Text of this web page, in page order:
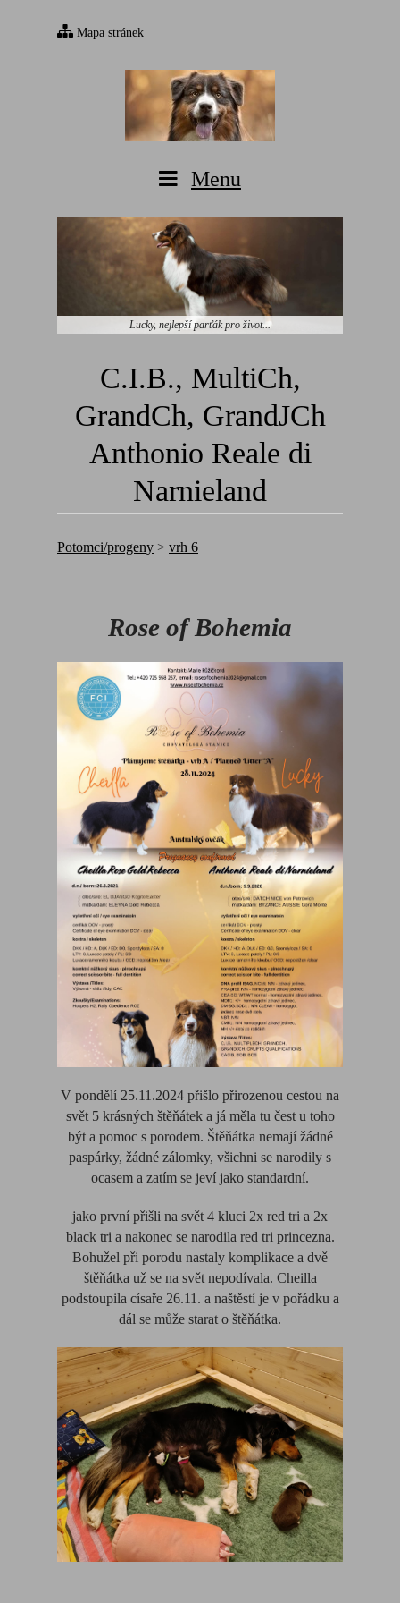
Mapa stránek
Menu
Lucky, nejlepší parťák pro život...
C.I.B., MultiCh,
GrandCh, GrandJCh
Anthonio Reale di
Narnieland
Potomci/progeny > vrh 6
Rose of Bohemia
V pondělí 25.11.2024 přišlo přirozenou cestou na
svět 5 krásných štěňátek a já měla tu čest u toho
být a pomoc s porodem. Štěňátka nemají žádné
paspárky, žádné zálomky, všichni se narodily s
ocasem a zatím se jeví jako standardní.
jako první přišli na svět 4 kluci 2x red tri a 2x
black tri a nakonec se narodila red tri princezna.
Bohužel při porodu nastaly komplikace a dvě
štěňátka už se na svět nepodívala. Cheilla
podstoupila císaře 26.11. a naštěstí je v pořádku a
dál se může starat o štěňátka.